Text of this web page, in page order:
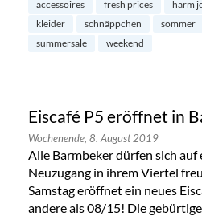
accessoires fresh prices harm
kleider
schnäppchen sommer
summersale
weekend
Eiscafé P5 eröffnet in
Wochenende, 8. August 2019
Alle Barmbeker dürfen sich
Neuzugang in ihrem Viertel
Samstag eröffnet ein neues
andere als 08/15! Die